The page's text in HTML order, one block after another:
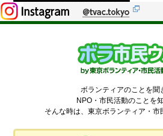
ボランティアのことを聞
NPO・市民活動のことを知
そんな時は、東京ボランティア・市